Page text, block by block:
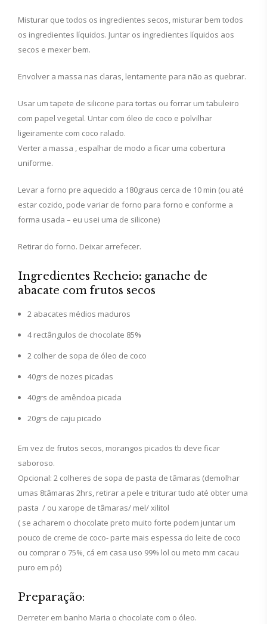
Misturar que todos os ingredientes secos, misturar bem todos
os ingredientes líquidos. Juntar os ingredientes líquidos aos
secos e mexer bem.
Envolver a massa nas claras, lentamente para não as quebrar.
Usar um tapete de silicone para tortas ou forrar um tabuleiro
com papel vegetal. Untar com óleo de coco e polvilhar
ligeiramente com coco ralado.
Verter a massa , espalhar de modo a ficar uma cobertura
uniforme.
Levar a forno pre aquecido a 180graus cerca de 10 min (ou até
estar cozido, pode variar de forno para forno e conforme a
forma usada – eu usei uma de silicone)
Retirar do forno. Deixar arrefecer.
Ingredientes Recheio: ganache de
abacate com frutos secos
2 abacates médios maduros
4 rectângulos de chocolate 85%
2 colher de sopa de óleo de coco
40grs de nozes picadas
40grs de amêndoa picada
20grs de caju picado
Em vez de frutos secos, morangos picados tb deve ficar
saboroso.
Opcional: 2 colheres de sopa de pasta de tâmaras (demolhar
umas 8tâmaras 2hrs, retirar a pele e triturar tudo até obter uma
pasta / ou xarope de tâmaras/ mel/ xilitol
( se acharem o chocolate preto muito forte podem juntar um
pouco de creme de coco- parte mais espessa do leite de coco
ou comprar o 75%, cá em casa uso 99% lol ou meto mm cacau
puro em pó)
Preparação:
Derreter em banho Maria o chocolate com o óleo.